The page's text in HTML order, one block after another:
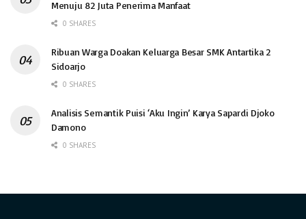
Menuju 82 Juta Penerima Manfaat
0 SHARES
Ribuan Warga Doakan Keluarga Besar SMK Antartika 2
Sidoarjo
0 SHARES
Analisis Semantik Puisi ‘Aku Ingin’ Karya Sapardi Djoko
Damono
0 SHARES